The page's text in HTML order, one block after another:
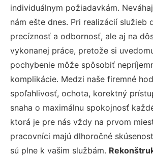
individuálnym požiadavkám.
nám ešte dnes. Pri realizácií služieb
precíznosť a odbornosť, ale aj na
vykonanej práce, pretože si
pochybenie môže spôsobiť
komplikácie. Medzi naše firemné
spoľahlivosť, ochota, korektný
snaha o maximálnu spokojnosť
ktorá je pre nás vždy na prvom
pracovníci majú dlhoročné
sú plne k vašim službám.